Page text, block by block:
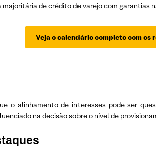
de crédito de varejo com garantias
Veja o calendário completo com
o alinhamento de interesses pode ser
na decisão sobre o nível de